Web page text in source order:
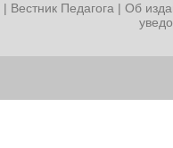
| Вестник Педагога | Об